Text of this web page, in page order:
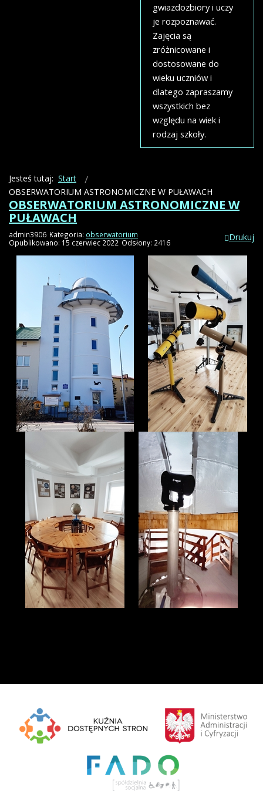
gwiazdozbiory i uczy
je rozpoznawać.
Zajęcia są
zróżnicowane i
dostosowane do
wieku uczniów i
dlatego zapraszamy
wszystkich bez
względu na wiek i
rodzaj szkoły.
Jesteś tutaj: Start
OBSERWATORIUM ASTRONOMICZNE W PUŁAWACH
OBSERWATORIUM ASTRONOMICZNE W
PUŁAWACH
Drukuj
admin3906 Kategoria: obserwatorium
Opublikowano: 15 czerwiec 2022 Odsłony: 2416